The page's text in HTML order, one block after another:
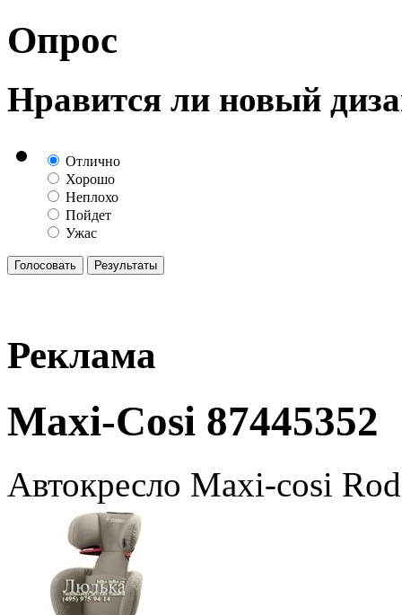
Опрос
Нравится ли новый
Отлично
Хорошо
Неплохо
Пойдет
Ужас
Реклама
Maxi-Cosi 87445352
Автокресло Maxi-cosi